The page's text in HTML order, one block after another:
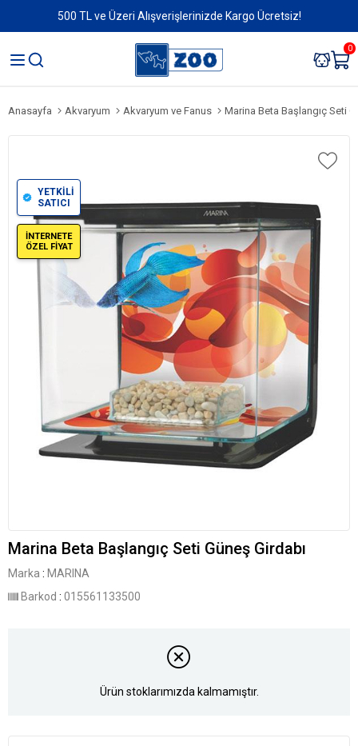
500 TL ve Üzeri Alışverişlerinizde Kargo Ücretsiz!
0
Anasayfa Akvaryum Akvaryum ve Fanus Marina Beta Başlangıç Seti
YETKİLİ
SATICI
İNTERNETE
ÖZEL FİYAT
Marina Beta Başlangıç Seti Güneş Girdabı
Marka : MARINA
Barkod : 015561133500
Ürün stoklarımızda kalmamıştır.